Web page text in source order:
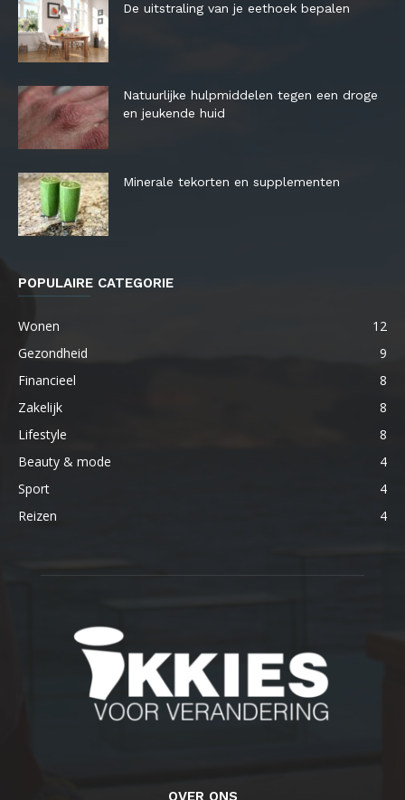
De uitstraling van je eethoek bepalen
Natuurlijke hulpmiddelen tegen een droge
en jeukende huid
Minerale tekorten en supplementen
POPULAIRE CATEGORIE
Wonen
12
Gezondheid
9
Financieel
8
Zakelijk
8
Lifestyle
8
Beauty & mode
4
Sport
4
Reizen
4
OVER ONS